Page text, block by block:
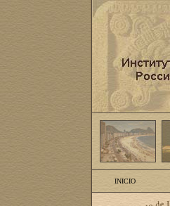
INICIO